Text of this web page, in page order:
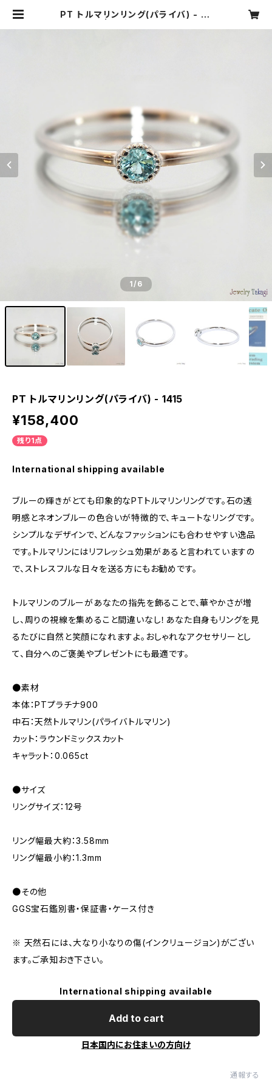
PT トルマリンリング(パライバ) - 14
1/6
PT トルマリンリング(パライバ) - 1415
¥158,400
残り1点
International shipping available
ブルーの輝きがとても印象的なPTトルマリンリングです。石の透
明感とネオンブルーの色合いが特徴的で、キュートなリングです。
シンプルなデザインで、どんなファッションにも合わせやすい逸品
です。トルマリンにはリフレッシュ効果があると言われていますの
で、ストレスフルな日々を送る方にもお勧めです。
トルマリンのブルーがあなたの指先を飾ることで、華やかさが増
し、周りの視線を集めること間違いなし！あなた自身もリングを見
るたびに自然と笑顔になれますよ。おしゃれなアクセサリーとし
て、自分へのご褒美やプレゼントにも最適です。
●素材
本体：PTプラチナ900
中石：天然トルマリン(パライバトルマリン)
カット：ラウンドミックスカット
キャラット：0.065ct
●サイズ
リングサイズ：12号
リング幅最大約：3.58mm
リング幅最小約：1.3mm
●その他
GGS宝石鑑別書・保証書・ケース付き
※ 天然石には、大なり小なりの傷(インクリュージョン)がござい
ます。ご承知おき下さい。
International shipping available
Add to cart
日本国内にお住まいの方向け
通報する